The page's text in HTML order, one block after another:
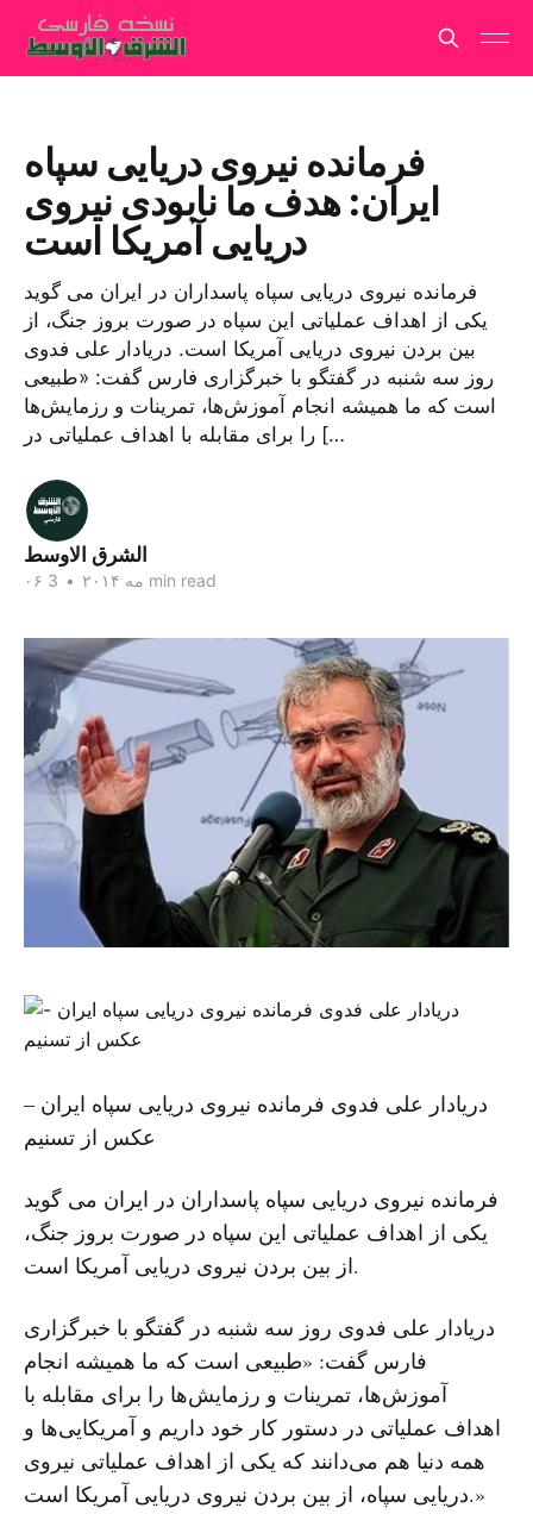
فرمانده نیروی دریایی سپاه
ایران: هدف ما نابودی نیروی
دریایی آمریکا است
فرمانده نیروی دریایی سپاه پاسداران در ایران می گوید
یکی از اهداف عملیاتی این سپاه در صورت بروز جنگ، از
بین بردن نیروی دریایی آمریکا است. دریادار علی فدوی
روز سه شنبه در گفتگو با خبرگزاری فارس گفت: «طبیعی
است که ما همیشه انجام آموزش‌ها، تمرینات و رزمایش‌ها
را برای مقابله با اهداف عملیاتی در […
الشرق الاوسط
۰۶ مه ۲۰۱۴ • 3 min read
دریادار علی فدوی فرمانده نیروی دریایی سپاه ایران –
عکس از تسنیم
فرمانده نیروی دریایی سپاه پاسداران در ایران می گوید
یکی از اهداف عملیاتی این سپاه در صورت بروز جنگ،
از بین بردن نیروی دریایی آمریکا است.
دریادار علی فدوی روز سه شنبه در گفتگو با خبرگزاری
فارس گفت: «طبیعی است که ما همیشه انجام
آموزش‌ها، تمرینات و رزمایش‌ها را برای مقابله با
اهداف عملیاتی در دستور کار خود داریم و آمریکایی‌ها و
همه دنیا هم می‌دانند که یکی از اهداف عملیاتی نیروی
دریایی سپاه، از بین بردن نیروی دریایی آمریکا است.»